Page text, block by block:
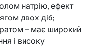
натрію, ефект
двох діб;
– має широкий
і високу